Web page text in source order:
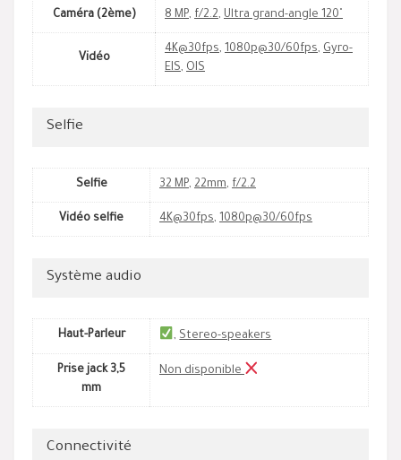
Caméra (2ème) 8 MP, f/2.2, Ultra grand-angle 120˚
Vidéo
4K@30fps, 1080p@30/60fps, Gyro-
EIS, OIS
Selfie
Selfie 32 MP, 22mm, f/2.2
Vidéo selfie 4K@30fps, 1080p@30/60fps
Système audio
Haut-Parleur ,Stereo-speakers
Prise jack 3,5
mm
Non disponible
Connectivité